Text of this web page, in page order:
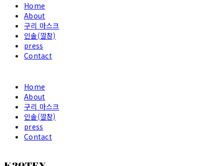
Home
About
구리 마스크
인솔(깔창)
press
Contact
Home
About
구리 마스크
인솔(깔창)
press
Contact